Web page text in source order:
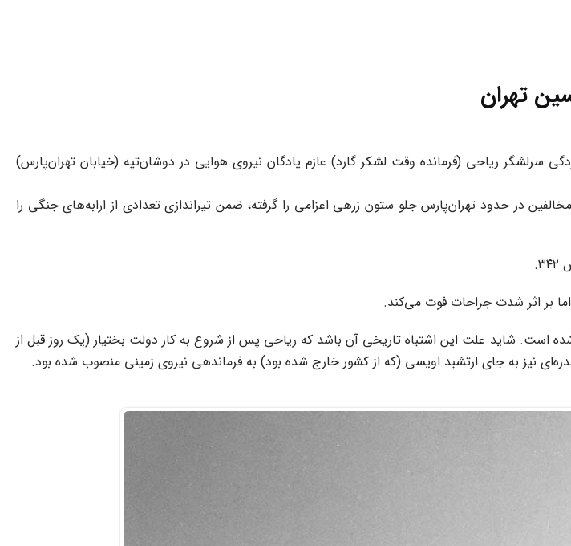
تهران
۳۰ تانک نیروی زمینی ارتش به سرکردگی سرلشگر ریاحی (فرمانده وقت لشکر گارد) عازم پادگان نیروی هوایی در دوشان‌تپه (خیابان تهران‌پارس)
در حدود تهران‌پارس جلو ستون زرهی اعزامی را گرفته، ضمن تیراندازی تعدادی از ارابه‌های جنگی را
اما بر اثر شدت جراحات فوت می‌کند.
است. شاید علت این اشتباه تاریخی آن باشد که ریاحی پس از شروع به کار دولت بختیار (یک روز قبل از
نیز به جای ارتشبد اویسی (که از کشور خارج شده بود) به فرماندهی نیروی زمینی منصوب شده بود.